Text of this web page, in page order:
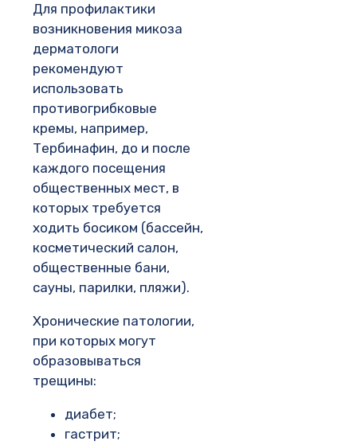
Для профилактики
возникновения микоза
дерматологи
рекомендуют
использовать
противогрибковые
кремы, например,
Тербинафин, до и после
каждого посещения
общественных мест, в
которых требуется
ходить босиком (бассейн,
косметический салон,
общественные бани,
сауны, парилки, пляжи).
Хронические патологии,
при которых могут
образовываться
трещины:
диабет;
гастрит;